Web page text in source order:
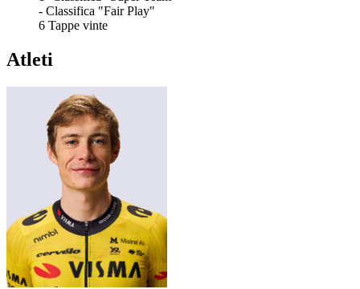
- Classifica "Fair Play"
6 Tappe vinte
Atleti